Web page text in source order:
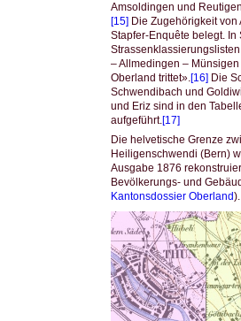
Amsoldingen und
[15] Die Zugehörigkeit
Stapfer-Enquête belegt.
– Allmedingen –
Oberland trittet».[16] Die
Schwendibach und
und Eriz sind in den
aufgeführt.[17]
Die helvetische Grenze
Heiligenschwendi (Bern)
Ausgabe 1876
Bevölkerungs- und
Kantonsdossier Oberland).